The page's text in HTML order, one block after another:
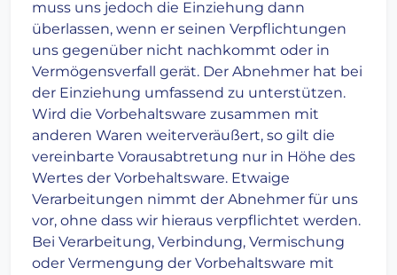
muss uns jedoch die Einziehung dann
überlassen, wenn er seinen Verpflichtungen
uns gegenüber nicht nachkommt oder in
Vermögensverfall gerät. Der Abnehmer hat bei
der Einziehung umfassend zu unterstützen.
Wird die Vorbehaltsware zusammen mit
anderen Waren weiterveräußert, so gilt die
vereinbarte Vorausabtretung nur in Höhe des
Wertes der Vorbehaltsware. Etwaige
Verarbeitungen nimmt der Abnehmer für uns
vor, ohne dass wir hieraus verpflichtet werden.
Bei Verarbeitung, Verbindung, Vermischung
oder Vermengung der Vorbehaltsware mit